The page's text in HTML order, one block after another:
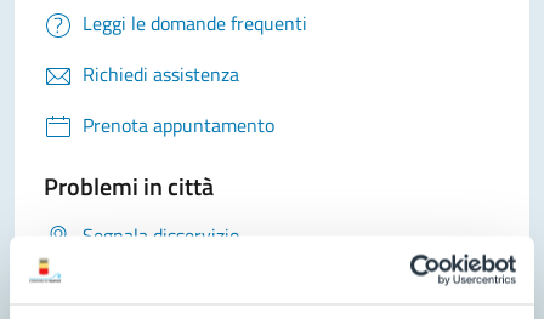
Leggi le domande frequenti
Richiedi assistenza
Prenota appuntamento
Problemi in città
Segnala disservizio